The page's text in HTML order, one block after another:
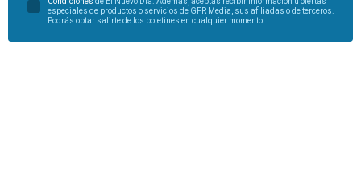
especiales de productos o servicios de GFR Media, sus afiliadas o de terceros.
Podrás optar salirte de los boletines en cualquier momento.